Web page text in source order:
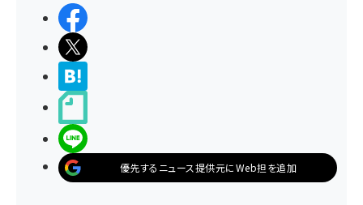
優先するニュース提供元にWeb担を追加